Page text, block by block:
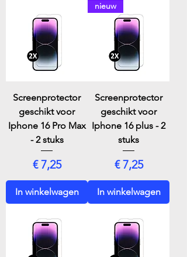
Screenprotector
geschikt voor
Iphone 16 Pro Max
- 2 stuks
Prijs
€ 7,25
In winkelwagen
nieuw
Screenprotector
geschikt voor
Iphone 16 plus - 2
stuks
Prijs
€ 7,25
In winkelwagen